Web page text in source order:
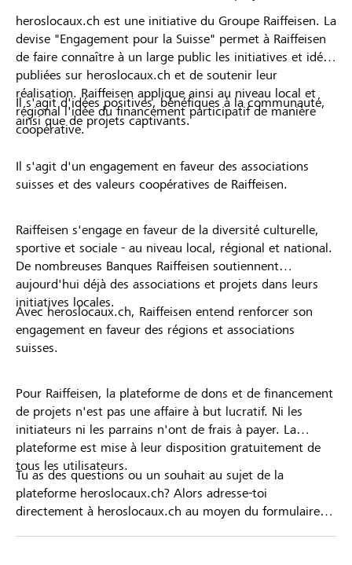
heroslocaux.ch est une initiative du Groupe Raiffeisen. La
devise "Engagement pour la Suisse" permet à Raiffeisen
de faire connaître à un large public les initiatives et idées
publiées sur heroslocaux.ch et de soutenir leur
réalisation. Raiffeisen applique ainsi au niveau local et
régional l'idée du financement participatif de manière
coopérative.
Il s'agit d'idées positives, bénéfiques à la communauté,
ainsi que de projets captivants.
Il s'agit d'un engagement en faveur des associations
suisses et des valeurs coopératives de Raiffeisen.
Raiffeisen s'engage en faveur de la diversité culturelle,
sportive et sociale - au niveau local, régional et national.
De nombreuses Banques Raiffeisen soutiennent
aujourd'hui déjà des associations et projets dans leurs
initiatives locales.
Avec heroslocaux.ch, Raiffeisen entend renforcer son
engagement en faveur des régions et associations
suisses.
Pour Raiffeisen, la plateforme de dons et de financement
de projets n'est pas une affaire à but lucratif. Ni les
initiateurs ni les parrains n'ont de frais à payer. La
plateforme est mise à leur disposition gratuitement de
tous les utilisateurs.
Tu as des questions ou un souhait au sujet de la
plateforme heroslocaux.ch? Alors adresse-toi
directement à heroslocaux.ch au moyen du formulaire